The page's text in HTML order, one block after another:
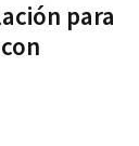
para